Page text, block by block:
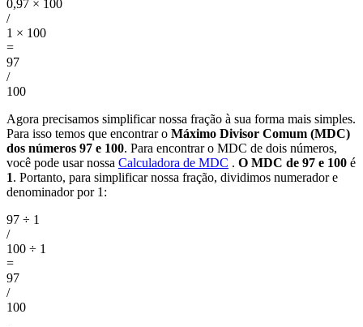
0,97 × 100
/
1 × 100
=
97
/
100
Agora precisamos simplificar nossa fração à sua forma mais simples.
Para isso temos que encontrar o Máximo Divisor Comum (MDC)
dos números 97 e 100. Para encontrar o MDC de dois números,
você pode usar nossa Calculadora de MDC . O MDC de 97 e 100 é
1. Portanto, para simplificar nossa fração, dividimos numerador e
denominador por 1:
97 ÷ 1
/
100 ÷ 1
=
97
/
100